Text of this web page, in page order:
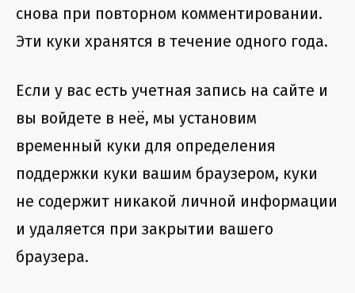
снова при повторном комментировании.
Эти куки хранятся в течение одного года.
Если у вас есть учетная запись на сайте и
вы войдете в неё, мы установим
временный куки для определения
поддержки куки вашим браузером, куки
не содержит никакой личной информации
и удаляется при закрытии вашего
браузера.